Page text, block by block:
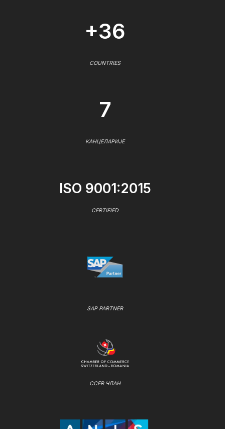
+36
COUNTRIES
7
КАНЦЕЛАРИЈЕ
ISO 9001:2015
CERTIFIED
SAP PARTNER
CCER ЧЛАН